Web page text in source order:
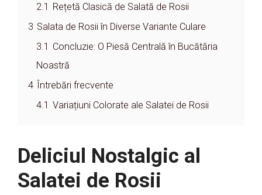
2.1 Rețetă Clasică de Salată de Rosii
3 Salata de Rosii în Diverse Variante Culare
3.1 Concluzie: O Piesă Centrală în Bucătăria
Noastră
4 Întrebări frecvente
4.1 Variațiuni Colorate ale Salatei de Rosii
Deliciul Nostalgic al
Salatei de Rosii